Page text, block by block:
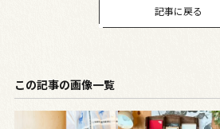
記事に戻る
この記事の画像一覧